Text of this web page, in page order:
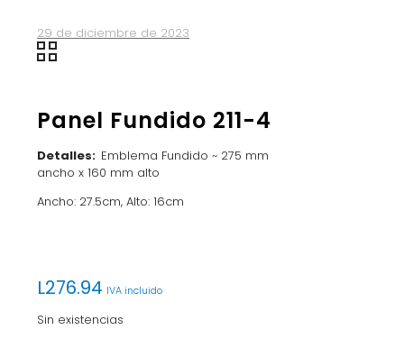
29 de diciembre de 2023
Panel Fundido 211-4
Detalles: Emblema Fundido ~ 275 mm
ancho x 160 mm alto
Ancho: 27.5cm, Alto: 16cm
L276.94 IVA incluido
Sin existencias